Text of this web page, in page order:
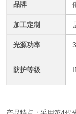
品牌
加工定制
光源功率
防护等级